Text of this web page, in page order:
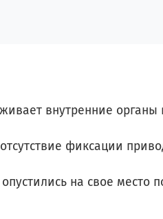
внутренние органы
фиксации
на свое место